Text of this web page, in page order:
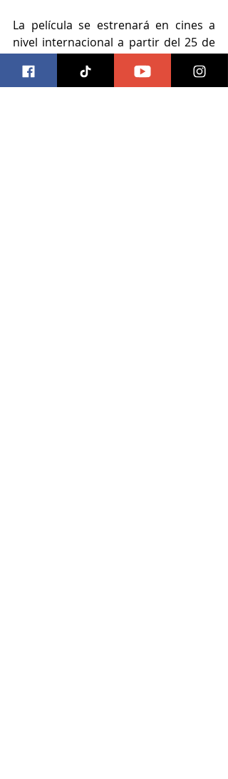
La película se estrenará en cines a
nivel internacional a partir del 25 de
www.GodzillaVsKong.net